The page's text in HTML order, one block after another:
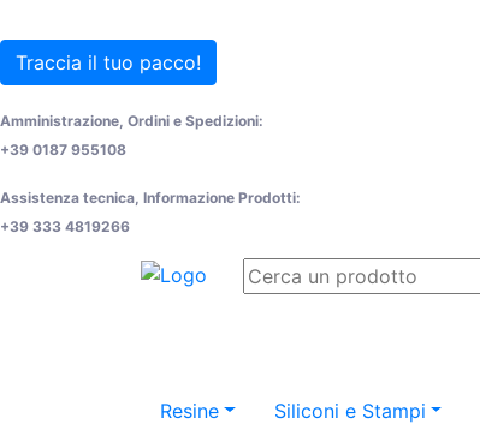
Traccia il tuo pacco!
Amministrazione, Ordini e Spedizioni:
+39 0187 955108
Assistenza tecnica, Informazione Prodotti:
+39 333 4819266
Resine Siliconi e Stampi